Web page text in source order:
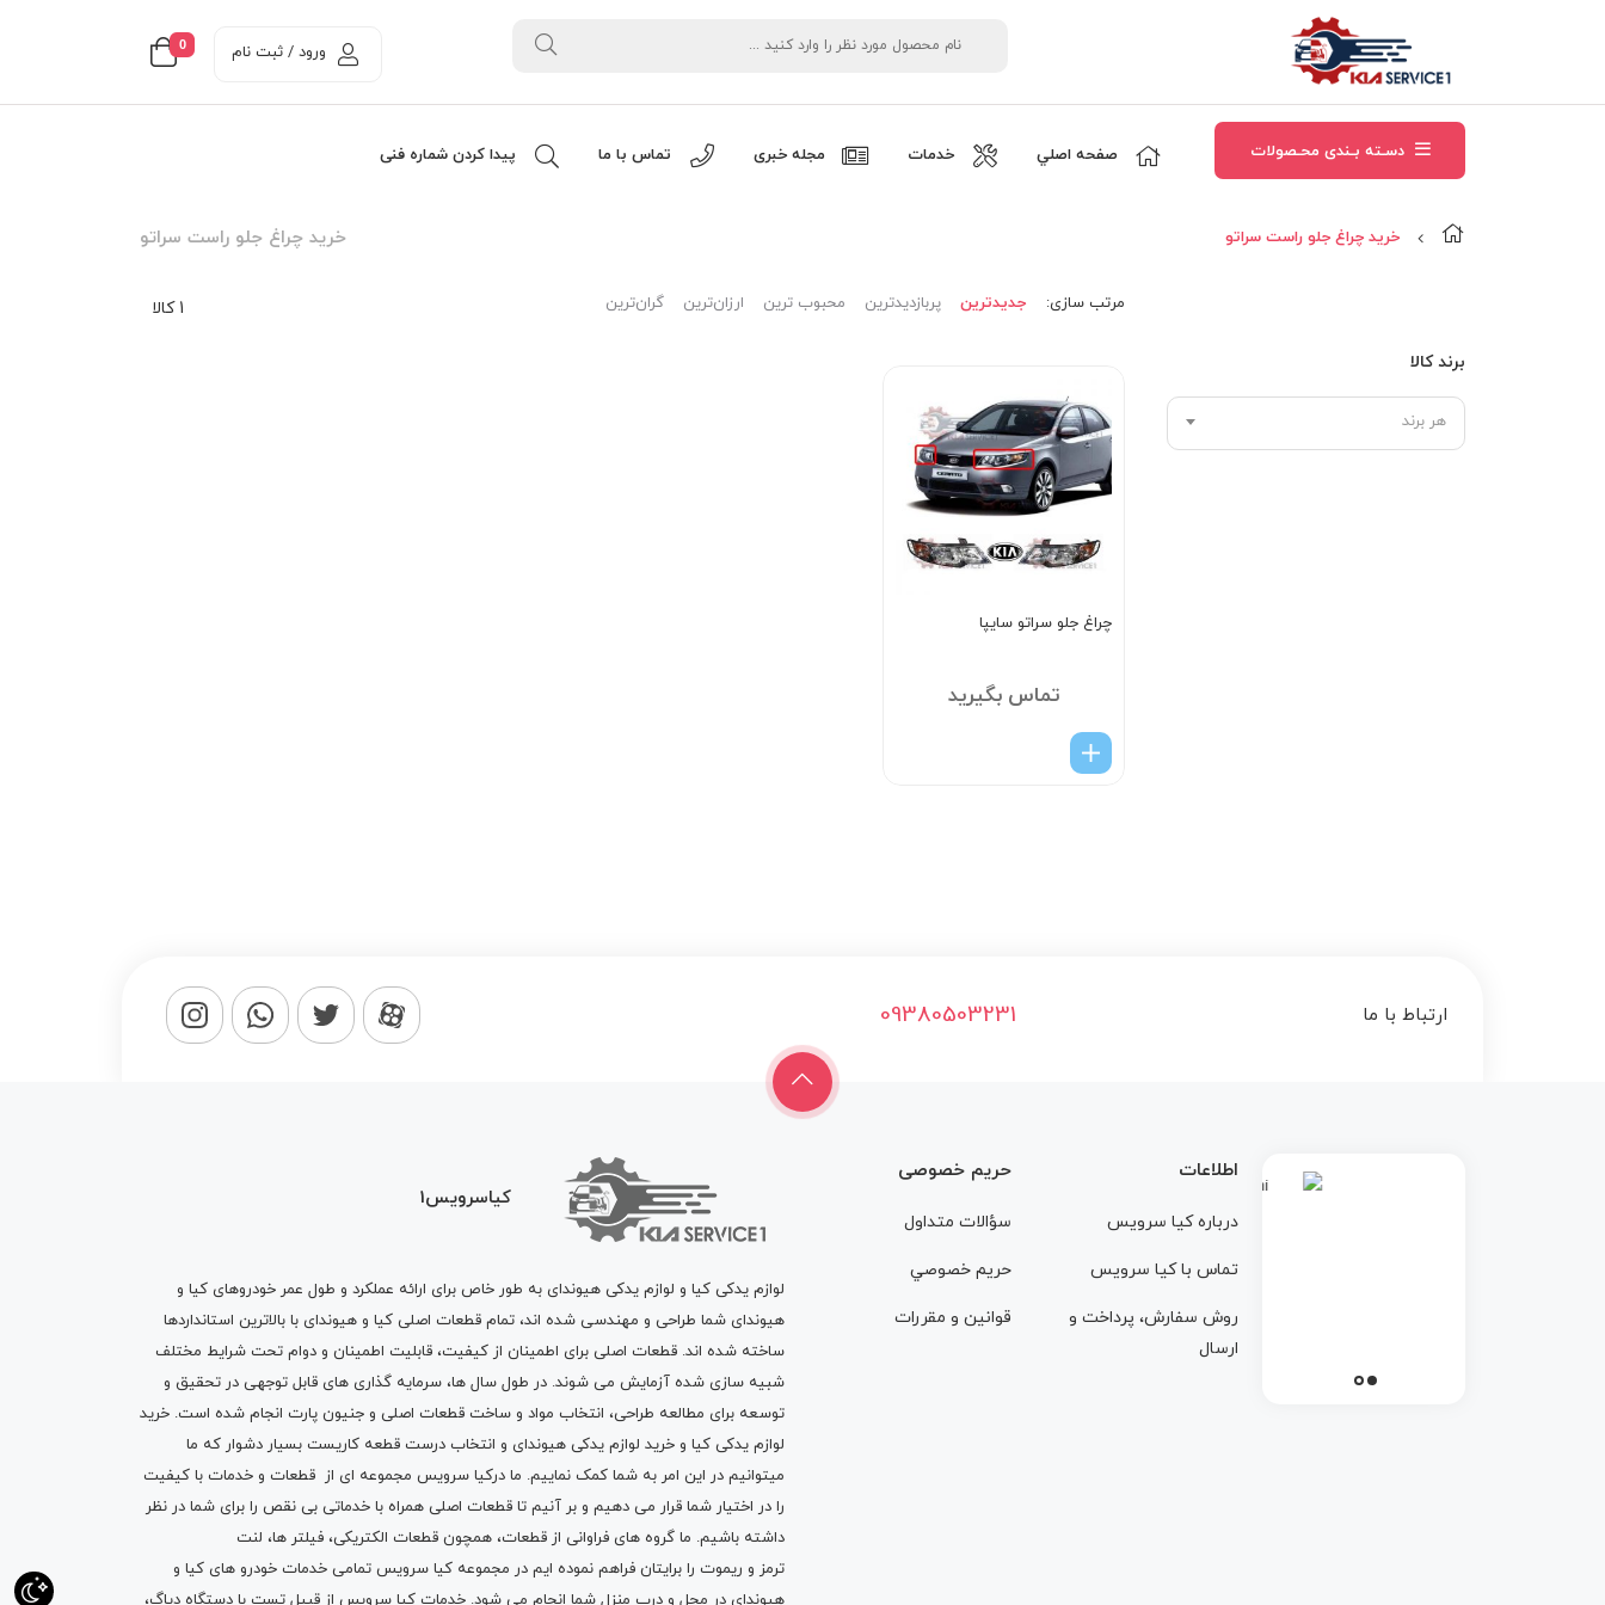
0 ورود / ثبت نام
دسـته بـندی محـصولات صفحه اصلي خدمات مجله خبری تماس با ما پیدا کردن شماره فنی
خرید چراغ جلو راست سراتو خرید چراغ جلو راست سراتو
برند کالا
هر برند
1 کالا مرتب‌ سازی: جدیدترین پربازدیدترین محبوب ترین ارزان‌ترین گران‌ترین
چراغ جلو سراتو سایپا
تماس بگیرید
ارتباط با ما 09380503231
اطلاعات
درباره کيا سرويس
تماس با کيا سرويس
روش سفارش، پرداخت و
ارسال
حریم خصوصی
سؤالات متداول
حريم خصوصي
قوانين و مقررات
کیاسرویس1
لوازم یدکی کیا و لوازم یدکی هیوندای به طور خاص برای ارائه عملکرد و طول عمر خودروهای کیا و
هیوندای شما طراحی و مهندسی شده اند، تمام قطعات اصلی کیا و هیوندای با بالاترین استانداردها
ساخته شده اند. قطعات اصلی برای اطمینان از کیفیت، قابلیت اطمینان و دوام تحت شرایط مختلف
شبیه سازی شده آزمایش می شوند. در طول سال ها، سرمایه گذاری های قابل توجهی در تحقیق و
توسعه برای مطالعه طراحی، انتخاب مواد و ساخت قطعات اصلی و جنیون پارت انجام شده است. خرید
لوازم یدکی کیا و خرید لوازم یدکی هیوندای و انتخاب درست قطعه کاریست بسیار دشوار که ما
میتوانیم در این امر به شما کمک نماییم. ما درکیا سرویس مجموعه ای از قطعات و خدمات با کیفیت
را در اختیار شما قرار می دهیم و بر آنیم تا قطعات اصلی همراه با خدماتی بی نقص را برای شما در نظر
داشته باشیم. ما گروه های فراوانی از قطعات، همچون قطعات الکتریکی، فیلتر ها، لنت
ترمز و ریموت را برایتان فراهم نموده ایم در مجموعه کیا سرویس تمامی خدمات خودرو های کیا و
هیوندای در محل و درب منزل شما انجام می شود. خدمات کیا سرویس از قبیل تست با دستگاه دیاگ،